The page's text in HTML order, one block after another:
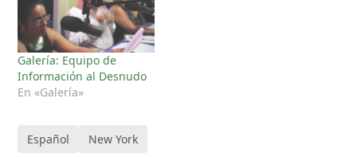
Galería: Equipo de
Información al Desnudo
En «Galería»
Español New York